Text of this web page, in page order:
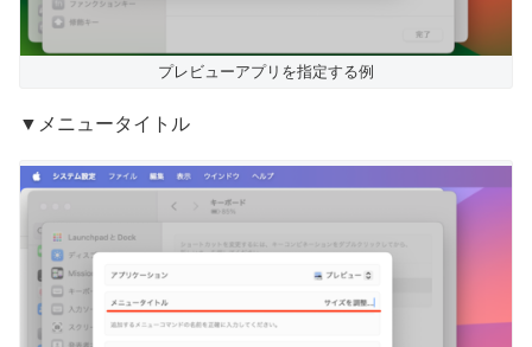
プレビューアプリを指定する例
▼メニュータイトル